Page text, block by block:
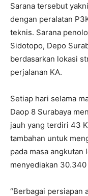
Sarana tersebut
dengan peralatan
teknis. Sarana
Sidotopo, Depo
berdasarkan lokasi
perjalanan KA.
Setiap hari selama
Daop 8 Surabaya
jauh yang terdiri 43
tambahan untuk
pada masa angkutan
menyediakan
“Berbagai persiapan